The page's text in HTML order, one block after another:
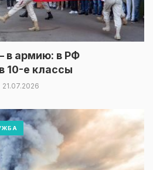
в армию: в РФ
10-е классы
21.07.2026